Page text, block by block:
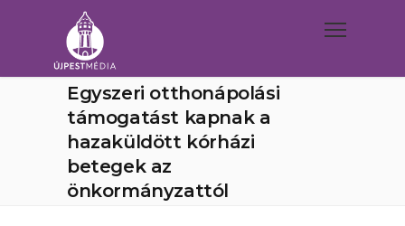
Egyszeri otthonápolási
támogatást kapnak a
hazaküldött kórházi
betegek az
önkormányzattól